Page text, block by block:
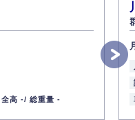
全高 -/ 総重量 -